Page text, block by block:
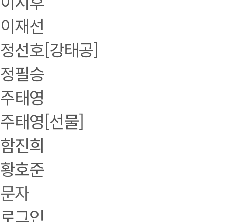
이재선
정선호[강태공]
정필승
주태영
주태영[선물]
함진희
황호준
문자
로그인